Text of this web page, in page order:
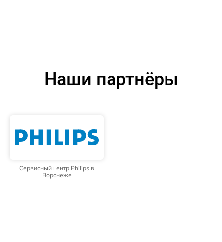
Наши партнёры
Сервисный центр Philips в
Воронеже